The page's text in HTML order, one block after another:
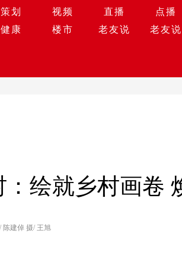
策划 视频 直播 点播
健康 楼市 老友说 老友说
绘就乡村画卷
陈建倬 摄/ 王旭